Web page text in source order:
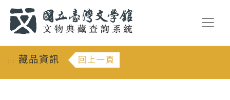
::: 藏品資訊 回上一頁